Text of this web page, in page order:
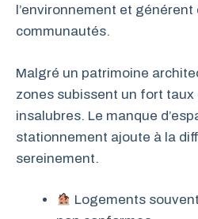
l’environnement et
communautés.
Malgré un patrimoine
zones subissent un fort
insalubres. Le manque
stationnement ajoute à la
sereinement.
Logements